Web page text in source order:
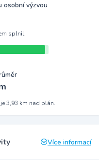
osobní výzvou
splnil.
3,93 km nad plán.
Více informací